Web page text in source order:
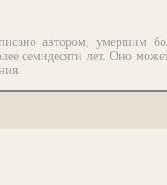
автором, умершим
семидесяти лет. Оно